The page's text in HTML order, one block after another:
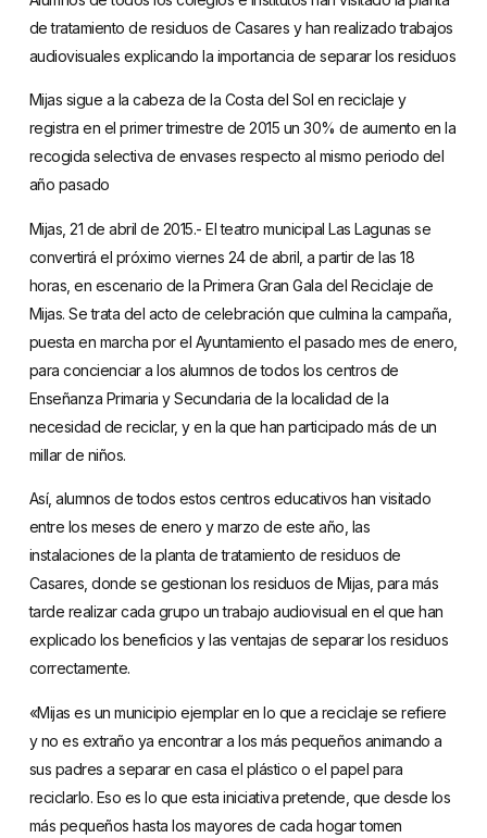
de tratamiento de residuos de Casares y han realizado trabajos
audiovisuales explicando la importancia de separar los residuos
Mijas sigue a la cabeza de la Costa del Sol en reciclaje y
registra en el primer trimestre de 2015 un 30% de aumento en la
recogida selectiva de envases respecto al mismo periodo del
año pasado
Mijas, 21 de abril de 2015.- El teatro municipal Las Lagunas se
convertirá el próximo viernes 24 de abril, a partir de las 18
horas, en escenario de la Primera Gran Gala del Reciclaje de
Mijas. Se trata del acto de celebración que culmina la campaña,
puesta en marcha por el Ayuntamiento el pasado mes de enero,
para concienciar a los alumnos de todos los centros de
Enseñanza Primaria y Secundaria de la localidad de la
necesidad de reciclar, y en la que han participado más de un
millar de niños.
Así, alumnos de todos estos centros educativos han visitado
entre los meses de enero y marzo de este año, las
instalaciones de la planta de tratamiento de residuos de
Casares, donde se gestionan los residuos de Mijas, para más
tarde realizar cada grupo un trabajo audiovisual en el que han
explicado los beneficios y las ventajas de separar los residuos
correctamente.
«Mijas es un municipio ejemplar en lo que a reciclaje se refiere
y no es extraño ya encontrar a los más pequeños animando a
sus padres a separar en casa el plástico o el papel para
reciclarlo. Eso es lo que esta iniciativa pretende, que desde los
más pequeños hasta los mayores de cada hogar tomen